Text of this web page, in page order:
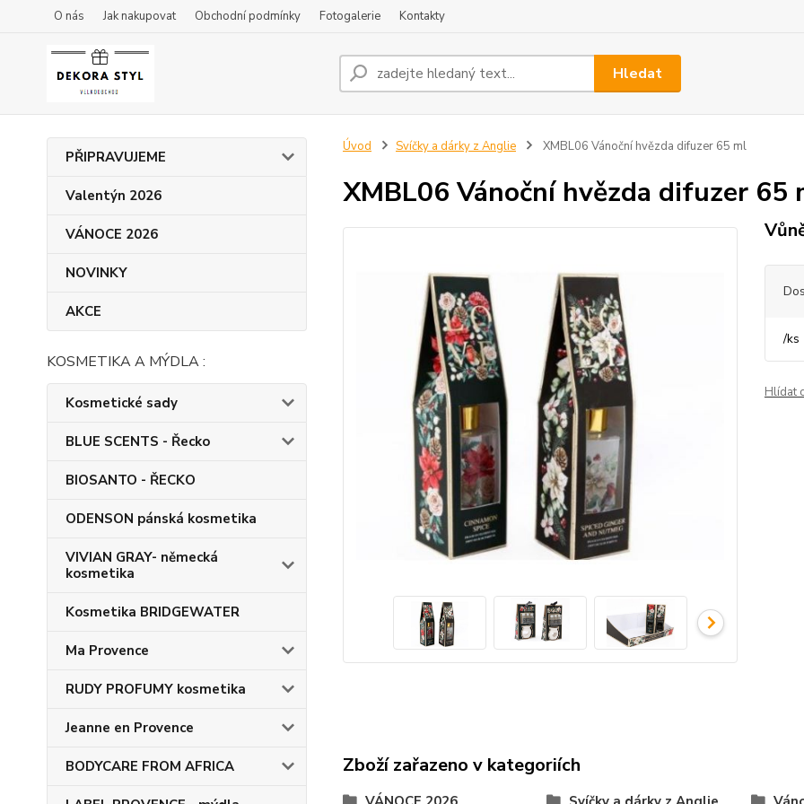
O nás Jak nakupovat Obchodní podmínky Fotogalerie Kontakty
Hledat
PŘIPRAVUJEME
Valentýn 2026
VÁNOCE 2026
NOVINKY
AKCE
KOSMETIKA A MÝDLA :
Kosmetické sady
BLUE SCENTS - Řecko
BIOSANTO - ŘECKO
ODENSON pánská kosmetika
VIVIAN GRAY- německá
kosmetika
Kosmetika BRIDGEWATER
Ma Provence
RUDY PROFUMY kosmetika
Jeanne en Provence
BODYCARE FROM AFRICA
Úvod Svíčky a dárky z Anglie XMBL06 Vánoční hvězda difuzer 65 ml
XMBL06 Vánoční hvězda difuzer 65
/ks
Hlídat
Zboží zařazeno v kategoriích